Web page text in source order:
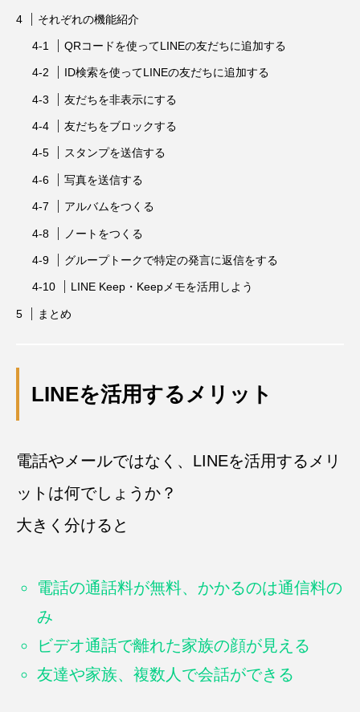
それぞれの機能紹介
QRコードを使ってLINEの友だちに追加する
ID検索を使ってLINEの友だちに追加する
友だちを非表示にする
友だちをブロックする
スタンプを送信する
写真を送信する
アルバムをつくる
ノートをつくる
グループトークで特定の発言に返信をする
LINE Keep・Keepメモを活用しよう
まとめ
LINEを活用するメリット
電話やメールではなく、LINEを活用するメリ
ットは何でしょうか？
大きく分けると
電話の通話料が無料、かかるのは通信料の
み
ビデオ通話で離れた家族の顔が見える
友達や家族、複数人で会話ができる